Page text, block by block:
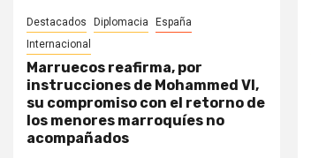
Destacados Diplomacia
España
Internacional
Marruecos reafirma, por
instrucciones de Mohammed VI,
su compromiso con el retorno de
los menores marroquíes no
acompañados